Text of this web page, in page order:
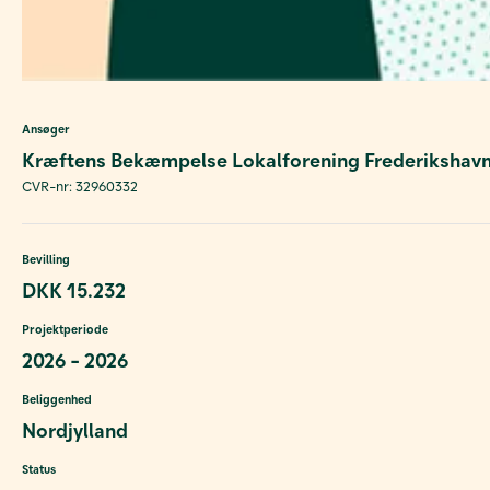
Ansøger
Kræftens Bekæmpelse Lokalforening
CVR-nr: 32960332
Bevilling
DKK 15.232
Projektperiode
2026 - 2026
Beliggenhed
Nordjylland
Status